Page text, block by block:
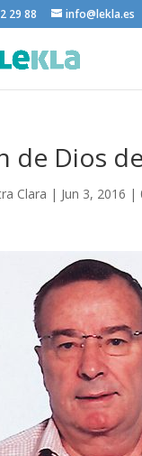
29 88 info@lekla.es
de Dios
Clara | Jun 3, 2016 |